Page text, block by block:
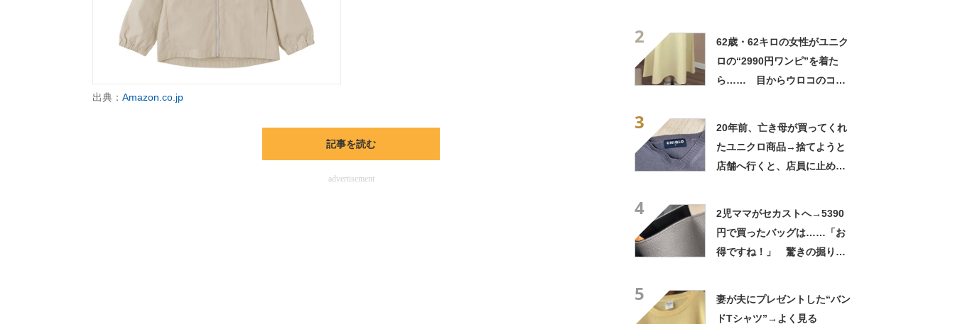
出典： Amazon.co.jp
記事を読む
advertisement
2
62歳・62キロの女性がユニク
ロの“2990円ワンピ”を着た
ら…… 目からウロコのコー
3
20年前、亡き母が買ってくれ
たユニクロ商品→捨てようと
店舗へ行くと、店員に止めら
4
2児ママがセカストへ→5390
円で買ったバッグは……「お
得ですね！」 驚きの掘り出
5
妻が夫にプレゼントした“バン
ドTシャツ”→よく見る